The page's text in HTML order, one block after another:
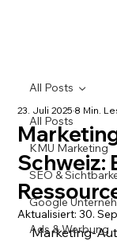
All Posts
KMU Marketing
SEO &
Google
Ads & Werbung
All Posts
Schweiz:
23. Juli 20258 Min.
Aktualisiert:30.
Marketing-